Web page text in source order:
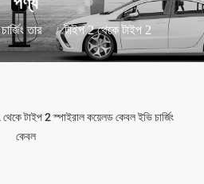
তার টাইপ 2 থেকে টাইপ 2
টাইপ 2 স্পাইরাল কয়েলড কেবল ইভি চার্জিং
কেবল